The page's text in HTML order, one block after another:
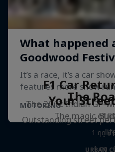
F1 Car
The 2012 Indian GP-
F1
The
The magic of
1 ฤดู ·
URBAN
Your
Outstanding street
1 ฤดู ·